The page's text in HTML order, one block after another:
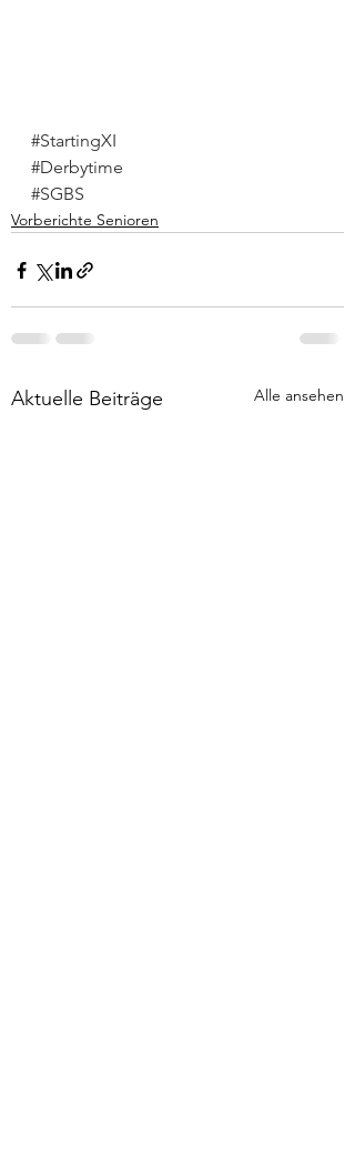
#StartingXI
#Derbytime
#SGBS
Vorberichte Senioren
Aktuelle Beiträge Alle ansehen